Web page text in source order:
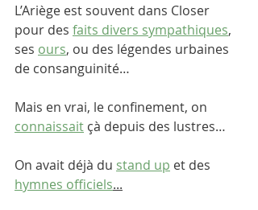
L’Ariège est souvent dans Closer
pour des faits divers sympathiques,
ses ours, ou des légendes urbaines
de consanguinité…
Mais en vrai, le confinement, on
connaissait çà depuis des lustres…
On avait déjà du stand up et des
hymnes officiels...